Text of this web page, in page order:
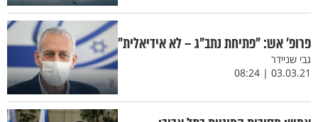
פרופ’ אש: "פתיחת נתב"ג – לא אידיאלית"
גבי שניידר
03.03.21 | 08:24